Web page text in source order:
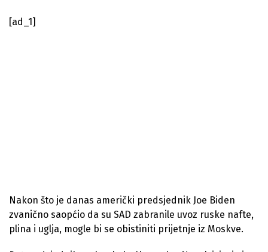
[ad_1]
Nakon što je danas američki predsjednik Joe Biden
zvanično saopćio da su SAD zabranile uvoz ruske nafte,
plina i uglja, mogle bi se obistiniti prijetnje iz Moskve.